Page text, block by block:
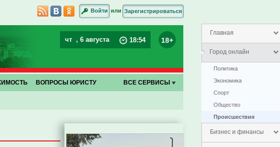
Главная
Город онлайн
Политика
Экономика
Спорт
Общество
Проиcшествия
Бизнес и финансы
Войти или Зарегистрироваться
чт , 6 августа 18:54 18+
ВОПРОСЫ ЮРИСТУ ВСЕ СЕРВИСЫ